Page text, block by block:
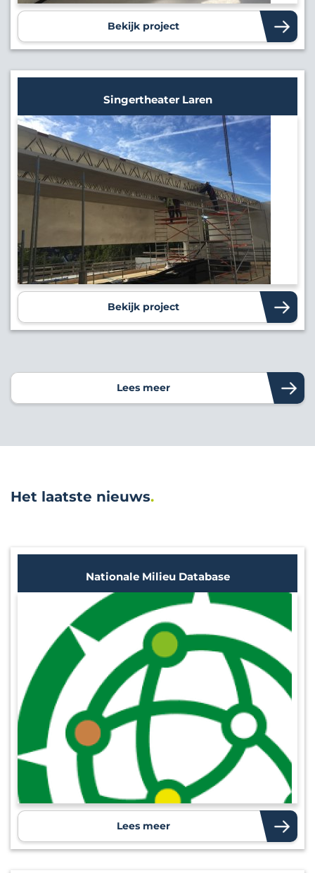
Bekijk project
Singertheater Laren
Bekijk project
Lees meer
Het laatste nieuws
Nationale Milieu Database
Lees meer